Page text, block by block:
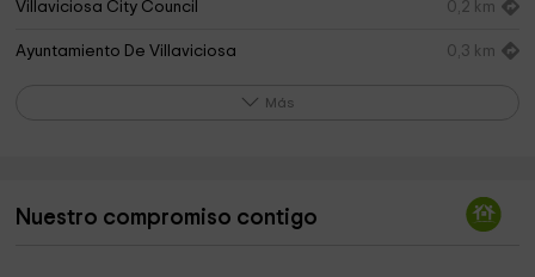
Villaviciosa City Council 0,2 km
Ayuntamiento De Villaviciosa 0,3 km
Parroquia de San Juan de Amandi
Iglesia de Santo Tomás 3,8 km
Más
Nuestro compromiso contigo